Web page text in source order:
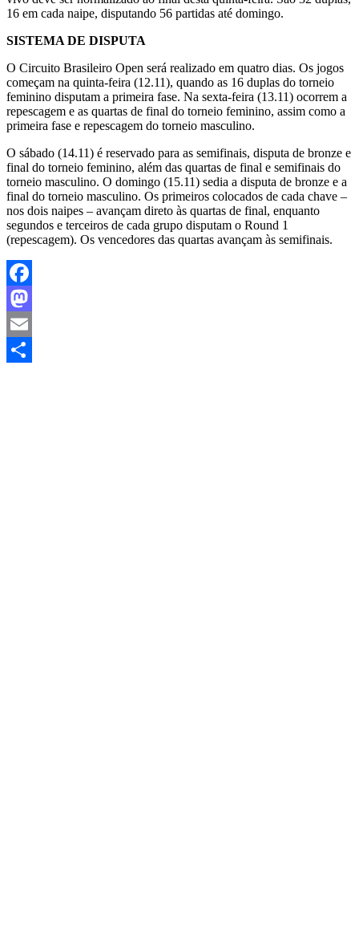
16 em cada naipe, disputando 56 partidas até domingo.
SISTEMA DE DISPUTA
O Circuito Brasileiro Open será realizado em quatro dias. Os jogos
começam na quinta-feira (12.11), quando as 16 duplas do torneio
feminino disputam a primeira fase. Na sexta-feira (13.11) ocorrem a
repescagem e as quartas de final do torneio feminino, assim como a
primeira fase e repescagem do torneio masculino.
O sábado (14.11) é reservado para as semifinais, disputa de bronze e
final do torneio feminino, além das quartas de final e semifinais do
torneio masculino. O domingo (15.11) sedia a disputa de bronze e a
final do torneio masculino. Os primeiros colocados de cada chave –
nos dois naipes – avançam direto às quartas de final, enquanto
segundos e terceiros de cada grupo disputam o Round 1
(repescagem). Os vencedores das quartas avançam às semifinais.
Facebook
Mastodon
Email